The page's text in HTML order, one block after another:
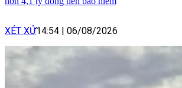
XÉT XỬ14:54 06/08/2026